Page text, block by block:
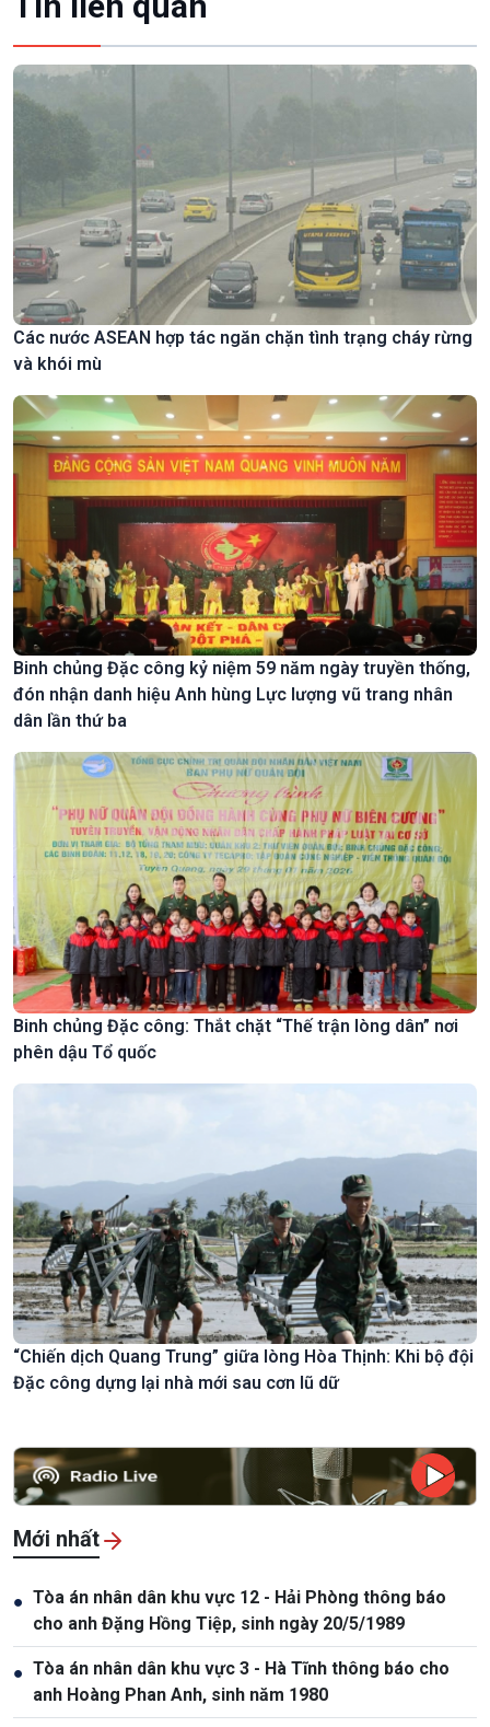
Các nước ASEAN hợp tác ngăn chặn tình trạng cháy rừng
và khói mù
Binh chủng Đặc công kỷ niệm 59 năm ngày truyền thống,
đón nhận danh hiệu Anh hùng Lực lượng vũ trang nhân
dân lần thứ ba
Binh chủng Đặc công: Thắt chặt “Thế trận lòng dân” nơi
phên dậu Tổ quốc
“Chiến dịch Quang Trung” giữa lòng Hòa Thịnh: Khi bộ đội
Đặc công dựng lại nhà mới sau cơn lũ dữ
Mới nhất
● Tòa án nhân dân khu vực 12 - Hải Phòng thông báo
cho anh Đặng Hồng Tiệp, sinh ngày 20/5/1989
● Tòa án nhân dân khu vực 3 - Hà Tĩnh thông báo cho
anh Hoàng Phan Anh, sinh năm 1980